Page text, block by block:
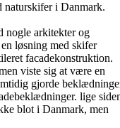
naturskifer i Danmark.
nogle arkitekter og
løsning med skifer
facadekonstruktion.
viste sig at være en
gjorde
lige
blot i Danmark, men